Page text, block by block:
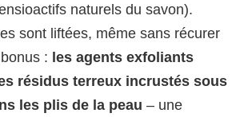
naturels du savon).
sont liftées, même sans récurer
: les agents exfoliants
résidus terreux incrustés sous
les plis de la peau – une